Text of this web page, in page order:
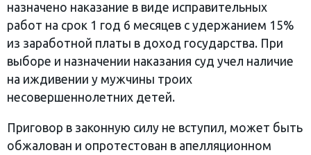
назначено наказание в виде исправительных
работ на срок 1 год 6 месяцев с удержанием 15%
из заработной платы в доход государства. При
выборе и назначении наказания суд учел наличие
на иждивении у мужчины троих
несовершеннолетних детей.
Приговор в законную силу не вступил, может быть
обжалован и опротестован в апелляционном